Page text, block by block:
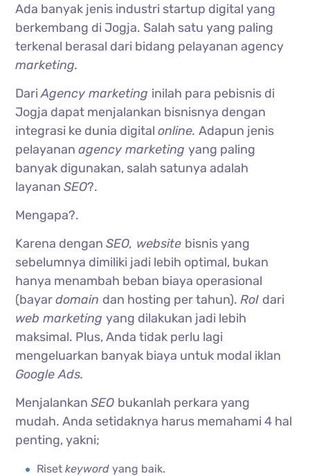
Ada banyak jenis industri startup digital yang
berkembang di Jogja. Salah satu yang paling
terkenal berasal dari bidang pelayanan agency
marketing.
DariAgency marketing inilah para pebisnis di
Jogja dapat menjalankan bisnisnya dengan
integrasi ke dunia digitalonline.Adapun jenis
pelayananagency marketingyang paling
banyak digunakan, salah satunya adalah
layananSEO?.
Mengapa?.
Karena denganSEO, website bisnis yang
sebelumnya dimiliki jadi lebih optimal, bukan
hanya menambah beban biaya operasional
(bayardomain dan hosting per tahun).RoI dari
web marketingyang dilakukan jadi lebih
maksimal. Plus, Anda tidak perlu lagi
mengeluarkan banyak biaya untuk modal iklan
Google Ads.
MenjalankanSEO bukanlah perkara yang
mudah. Anda setidaknya harus memahami 4 hal
penting, yakni;
Risetkeywordyang baik.